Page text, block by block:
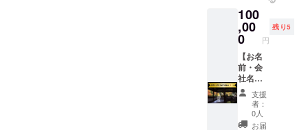
年、好
きを追
求し、
常に
「より
良いも
のをお
届けし
い。」
という
理、美
山地鶏
を使っ
理な
ど、出
汁と調
味料に
もとこ
とんこ
だわっ
ついて
は、繁
忙期を
避け、
かつ、
過ごし
やすい
時期で
設定し
ており
ます
切な
人・ご
家族・
ご友
人・お
ひとり
様で贅
沢に。
喧騒を
離れて
秘密基
に設置
予定看
板へ掲
載いた
しま
す。 ・
お名前
をなる
べく目
立たせ
るた
100
,00
0 円
残り5
【お名
前・会
社名を
掲載さ
せてい
ただき
ます
支援
者：
0人
お届